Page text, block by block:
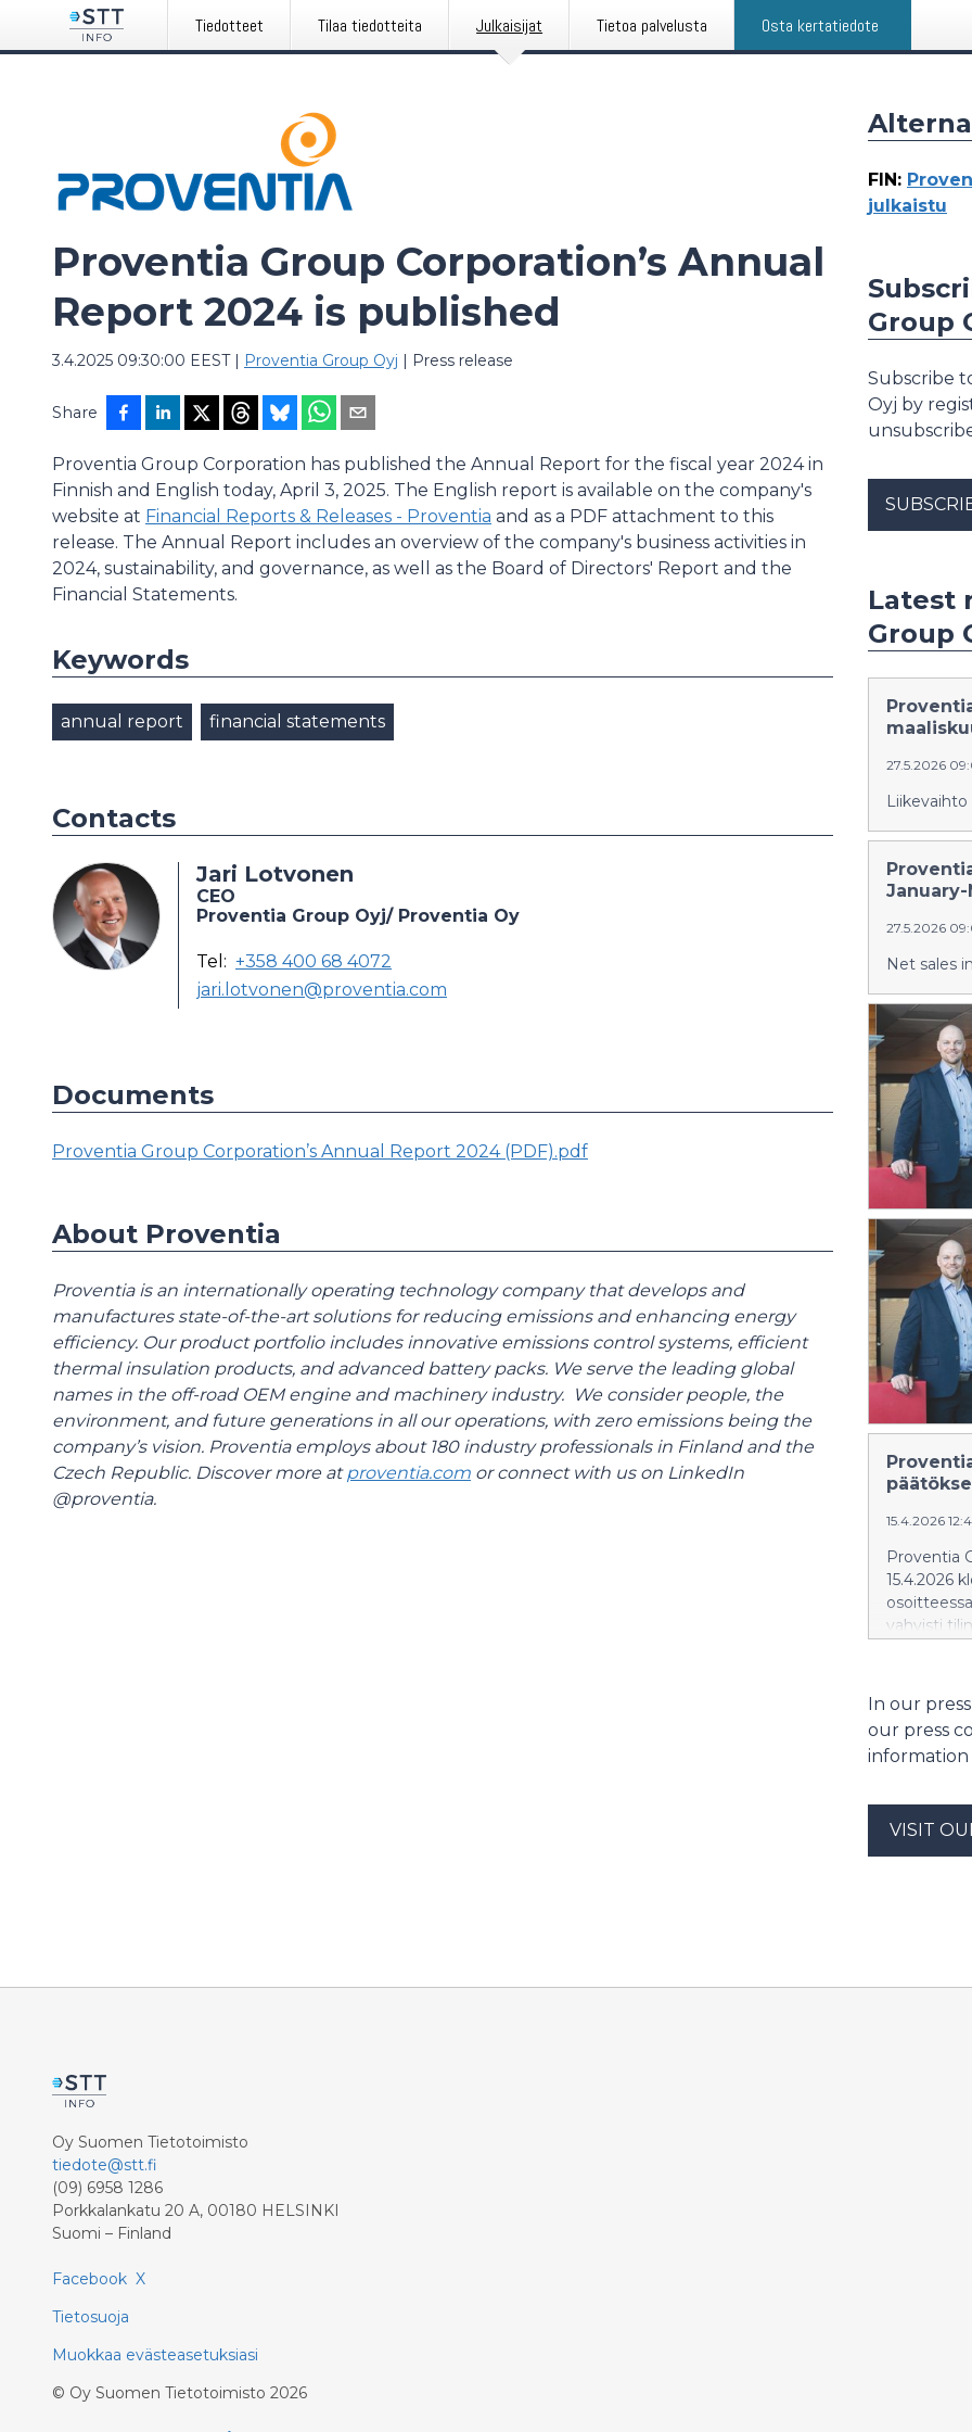
Tiedotteet Tilaa tiedotteita Julkaisijat Tietoa palvelusta Osta kertatiedote
Proventia Group Corporation’s Annual
Report 2024 is published
3.4.2025 09:30:00 EEST| Proventia Group Oyj | Press release
Share
Proventia Group Corporation has published the Annual Report for the fiscal year 2024 in
Finnish and English today, April 3, 2025. The English report is available on the company's
website at Financial Reports & Releases - Proventia and as a PDF attachment to this
release. The Annual Report includes an overview of the company's business activities in
2024, sustainability, and governance, as well as the Board of Directors' Report and the
Financial Statements.
Keywords
annual report financial statements
Contacts
Jari Lotvonen
CEO
Proventia Group Oyj/ Proventia Oy
Tel: +358 400 68 4072
jari.lotvonen@proventia.com
Documents
Proventia Group Corporation’s Annual Report 2024 (PDF).pdf
About Proventia
Proventia is an internationally operating technology company that develops and
manufactures state-of-the-art solutions for reducing emissions and enhancing energy
efficiency. Our product portfolio includes innovative emissions control systems, efficient
thermal insulation products, and advanced battery packs. We serve the leading global
names in the off-road OEM engine and machinery industry. We consider people, the
environment, and future generations in all our operations, with zero emissions being the
company’s vision. Proventia employs about 180 industry professionals in Finland and the
Czech Republic. Discover more atproventia.com or connect with us on LinkedIn
@proventia.
FIN:
julkaistu
Group
Subscribe
Oyj by
Latest
Group
27.5.2026
January-
27.5.2026
Net sales
15.4.2026
Proventia
15.4.2026
vahvisti
voiton
päätti, että
osake, eli
varoja
In our
our press
information
VISIT
Oy Suomen Tietotoimisto
tiedote@stt.fi
(09) 6958 1286
Porkkalankatu 20 A, 00180 HELSINKI
Suomi – Finland
Facebook X
Tietosuoja
Muokkaa evästeasetuksiasi
© Oy Suomen Tietotoimisto 2026